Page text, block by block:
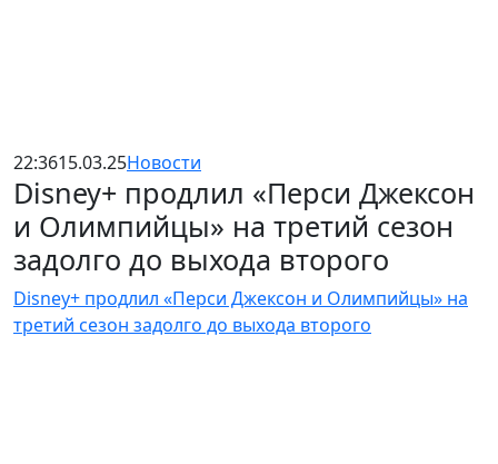
22:3615.03.25Новости
Disney+ продлил «Перси Джексон
и Олимпийцы» на третий сезон
задолго до выхода второго
Disney+ продлил «Перси Джексон и Олимпийцы» на
третий сезон задолго до выхода второго